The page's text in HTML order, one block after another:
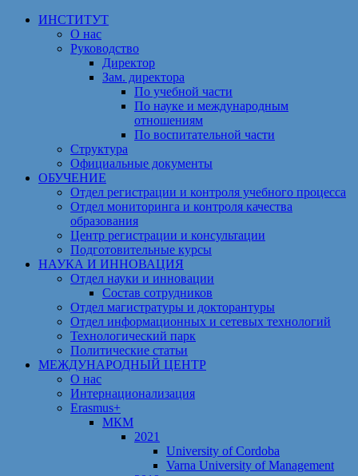
Перейти
содержимому
ИНСТИТУТ
О нас
Руководство
Директор
Зам. директора
По учебной части
По науке и международным
отношениям
По воспитательной части
Структура
Официальные документы
ОБУЧЕНИЕ
Отдел регистрации и контроля учебного процесса
Отдел мониторинга и контроля качества
образования
Центр регистрации и консультации
Подготовительные курсы
НАУКА И ИННОВАЦИЯ
Отдел науки и инновации
Состав сотрудников
Отдел магистратуры и докторантуры
Отдел информационных и сетевых технологий
Технологический парк
Политические статьи
МЕЖДУНАРОДНЫЙ ЦЕНТР
О нас
Интернационализация
Erasmus+
МКМ
2021
University of Cordoba
Varna University of Management